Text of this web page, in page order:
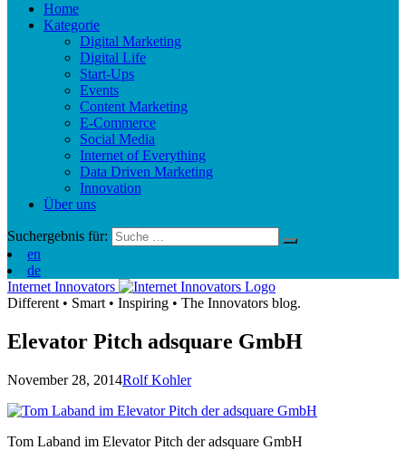
Home
Kategorie
Digital Marketing
Digital Life
Start-Ups
Events
Content Marketing
E-Commerce
Social Media
Internet of Everything
Data Driven Marketing
Innovation
Über uns
Suchergebnis für:
en
de
Internet Innovators
Different • Smart • Inspiring • The Innovators blog.
Elevator Pitch adsquare GmbH
November 28, 2014Rolf Kohler
Tom Laband im Elevator Pitch der adsquare GmbH